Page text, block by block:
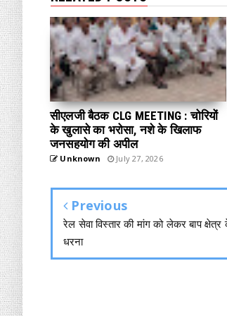
सीएलजी बैठक CLG MEETING : चोरियों
के खुलासे का भरोसा, नशे के खिलाफ
जनसहयोग की अपील
Unknown July 27, 2026
Previous
रेल सेवा विस्तार की मांग को लेकर बाप क्षेत्र
धरना